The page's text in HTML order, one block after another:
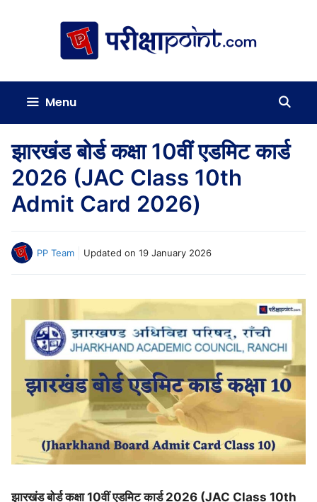
Menu
झारखंड बोर्ड कक्षा 10वीं एडमिट कार्ड
2026 (JAC Class 10th
Admit Card 2026)
PP Team Updated on 19 January 2026
झारखंड बोर्ड कक्षा 10वीं एडमिट कार्ड 2026 (JAC Class 10th